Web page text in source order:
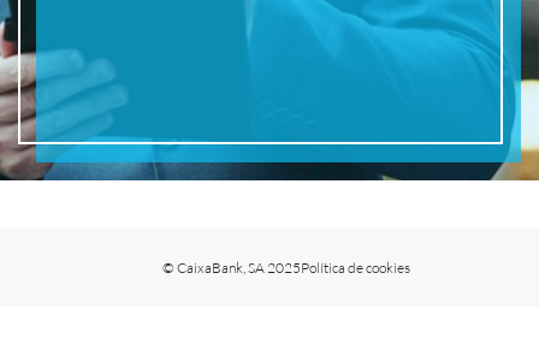
© CaixaBank, SA 2025Política de cookies